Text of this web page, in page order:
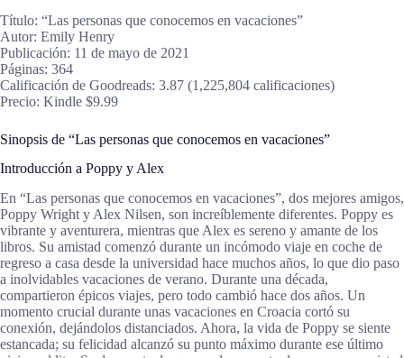
Título: “Las personas que conocemos en vacaciones”
Autor: Emily Henry
Publicación: 11 de mayo de 2021
Páginas: 364
Calificación de Goodreads: 3.87 (1,225,804 calificaciones)
Precio: Kindle $9.99
Sinopsis de “Las personas que conocemos en vacaciones”
Introducción a Poppy y Alex
En “Las personas que conocemos en vacaciones”, dos mejores amigos,
Poppy Wright y Alex Nilsen, son increíblemente diferentes. Poppy es
vibrante y aventurera, mientras que Alex es sereno y amante de los
libros. Su amistad comenzó durante un incómodo viaje en coche de
regreso a casa desde la universidad hace muchos años, lo que dio paso
a inolvidables vacaciones de verano. Durante una década,
compartieron épicos viajes, pero todo cambió hace dos años. Un
momento crucial durante unas vacaciones en Croacia cortó su
conexión, dejándolos distanciados. Ahora, la vida de Poppy se siente
estancada; su felicidad alcanzó su punto máximo durante ese último